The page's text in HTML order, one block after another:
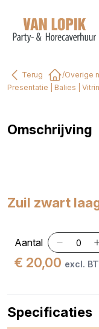
Terug
Home
/Overige
Presentatie | Balies |
Omschrijving
Zuil zwart
Aantal
€ 20,00 excl.
Specificaties